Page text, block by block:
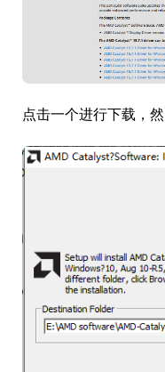
点击一个进行下载，